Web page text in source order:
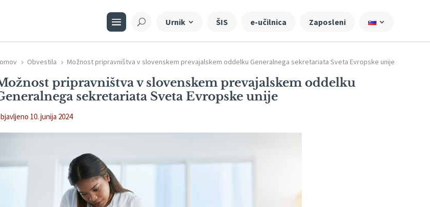
Urnik ŠIS e-učilnica Zaposleni
5 Obvestila 5 Možnost pripravništva v slovenskem prevajalskem oddelku Generalnega sekretariata Sveta Evropske unije
pripravništva v slovenskem prevajalskem oddelku
sekretariata Sveta Evropske unije
10. junija 2024